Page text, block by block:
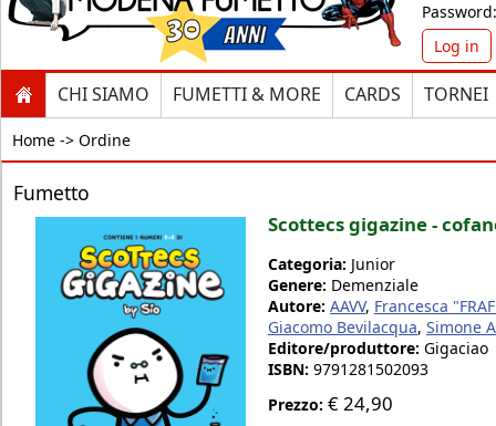
Password:
Log in
CHI SIAMO FUMETTI & MORE CARDS TORNEI
Home -> Ordine
Fumetto
Scottecs gigazine -
Categoria: Junior
Genere: Demenziale
Autore: AAVV, Francesca
Giacomo Bevilacqua, Simone
Editore/produttore: Gigaciao
ISBN: 9791281502093
Prezzo: €24,90